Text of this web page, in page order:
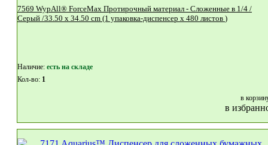
7569 WypAll® ForceMax Протирочный материал - Сложенные в 1/4 /
Серый /33.50 x 34.50 cm (1 упаковка-диспенсер x 480 листов )
Наличие: eсть на складе
Кол-во: 1
в
в